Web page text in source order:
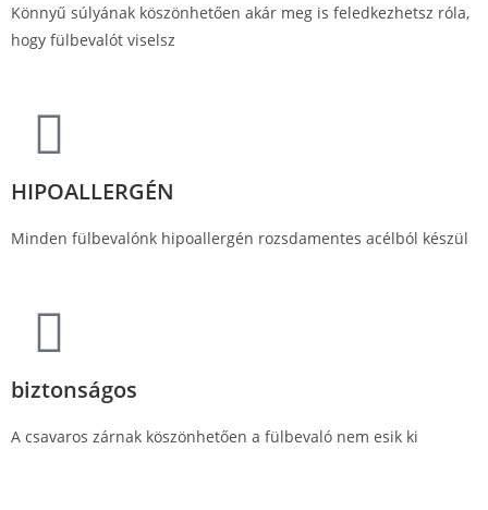
Könnyű súlyának köszönhetően akár meg is feledkezhetsz róla,
hogy fülbevalót viselsz
HIPOALLERGÉN
Minden fülbevalónk hipoallergén rozsdamentes acélból készül
biztonságos
A csavaros zárnak köszönhetően a fülbevaló nem esik ki